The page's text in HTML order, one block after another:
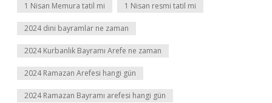
1 Nisan Memura tatil mi 1 Nisan resmi tatil mi
2024 dini bayramlar ne zaman
2024 Kurbanlık Bayramı Arefe ne zaman
2024 Ramazan Arefesi hangi gün
2024 Ramazan Bayramı arefesi hangi gün